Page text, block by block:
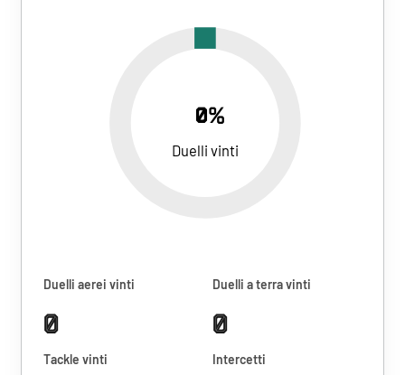
0%
Duelli vinti
Duelli aerei vinti
0
Duelli a terra vinti
0
Tackle vinti Intercetti